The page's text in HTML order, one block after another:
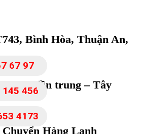
Bình Hòa, Thuận An,
xe miền trung – Tây
Hàng Lạnh
67 97
4173
145 456